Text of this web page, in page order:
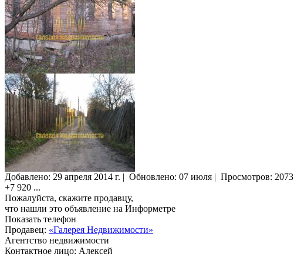
Добавлено: 29 апреля 2014 г. | Обновлено: 07 июля | Просмотров: 2073
+7 920 ...
Пожалуйста, скажите продавцу,
что нашли это объявление на Информетре
Показать телефон
Продавец: «Галерея Недвижимости»
Агентство недвижимости
Контактное лицо: Алексей